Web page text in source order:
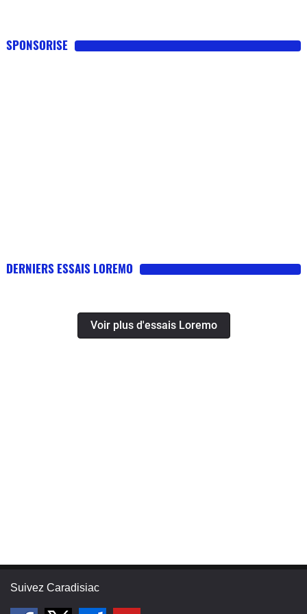
SPONSORISE
DERNIERS ESSAIS LOREMO
Voir plus d'essais Loremo
Suivez Caradisiac